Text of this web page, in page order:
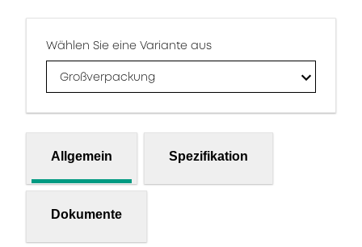
Wählen Sie eine Variante aus
Großverpackung
Allgemein Spezifikation
Dokumente